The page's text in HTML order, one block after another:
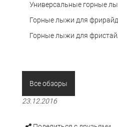
Универсальные горные
Горные лыжи для
Горные лыжи для
Все обзоры
23.12.2016